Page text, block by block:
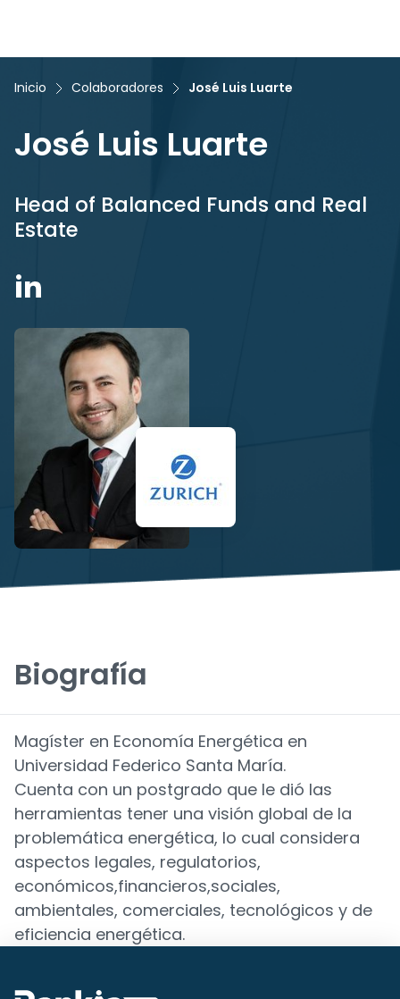
Inicio Colaboradores José Luis Luarte
José Luis Luarte
Head of Balanced Funds and Real
Estate
Biografía
Magíster en Economía Energética en
Universidad Federico Santa María.
Cuenta con un postgrado que le dió las
herramientas tener una visión global de la
problemática energética, lo cual considera
aspectos legales, regulatorios,
económicos,financieros,sociales,
ambientales, comerciales, tecnológicos y de
eficiencia energética.